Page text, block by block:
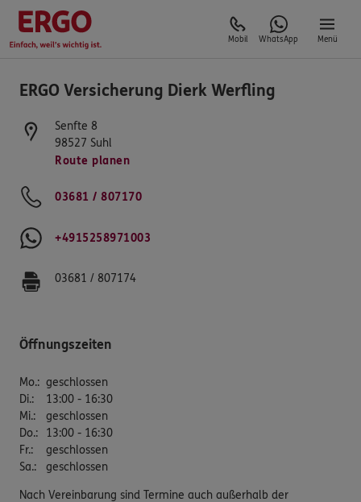
Mobil WhatsApp Menü
ERGO Versicherung Dierk Werfling
Senfte 8
98527 Suhl
Route planen
03681 / 807170
+4915258971003
03681 / 807174
Öffnungszeiten
Mo.: geschlossen
Di.:
13:00 - 16:30
Mi.:
geschlossen
Do.:
13:00 - 16:30
Fr.:
geschlossen
Sa.: geschlossen
Nach Vereinbarung sind Termine auch außerhalb der